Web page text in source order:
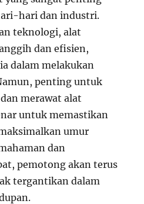
hari dan industri.
teknologi, alat
dan efisien,
dalam melakukan
penting untuk
merawat alat
untuk memastikan
umur
dan
pemotong akan terus
tergantikan dalam